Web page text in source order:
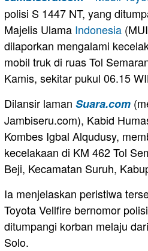
polisi S 1447 NT, yang
Majelis Ulama Indonesia
dilaporkan mengalami
mobil truk di ruas Tol
Kamis, sekitar pukul 06.15
Dilansir laman Suara.com
Jambiseru.com), Kabid
Kombes Igbal Alqudusy,
kecelakaan di KM 462 Tol
Beji, Kecamatan Suruh,
Ia menjelaskan peristiwa
Toyota Vellfire bernomor
ditumpangi korban melaju
Solo.